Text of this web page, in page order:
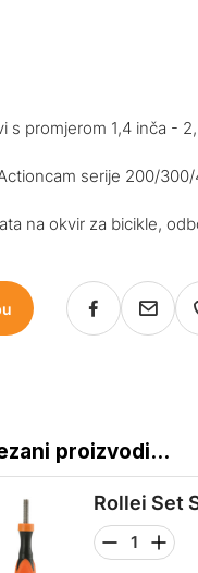
s promjerom 1,4 inča -
serije 200/
na okvir za bicikle,
proizvodi...
Rollei Set